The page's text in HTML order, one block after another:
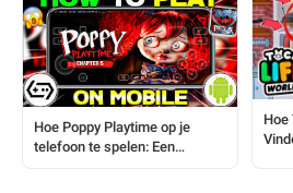
Hoe Poppy Playtime op je
telefoon te spelen: Een
Hoe